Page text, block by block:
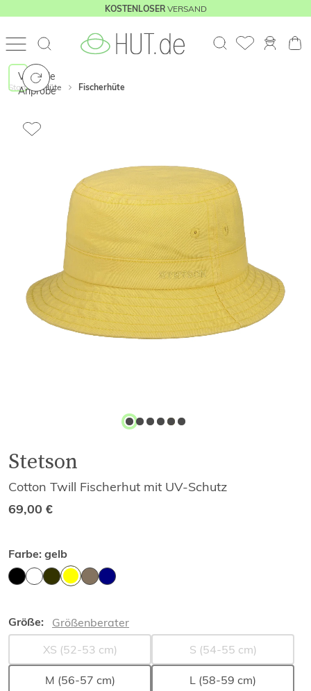
KOSTENLOSERVERSAND
Start Hüte Fischerhüte
Virtuelle
Anprobe
Stetson
Cotton Twill Fischerhut mit UV-Schutz
69,00 €
Farbe: gelb
Größe:
Größenberater
XS (52-53 cm)
S (54-55 cm)
M (56-57 cm) L (58-59 cm)